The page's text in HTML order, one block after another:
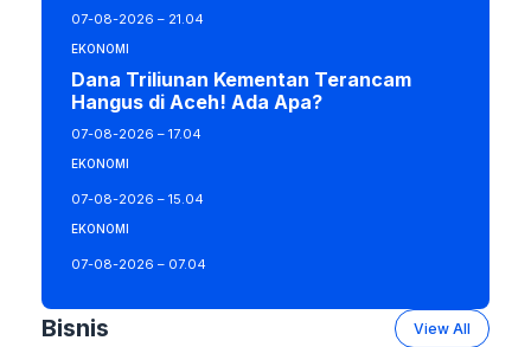
07-08-2026 – 21.04
EKONOMI
Dana Triliunan Kementan Terancam
Hangus di Aceh! Ada Apa?
07-08-2026 – 17.04
EKONOMI
07-08-2026 – 15.04
EKONOMI
07-08-2026 – 07.04
Bisnis View All